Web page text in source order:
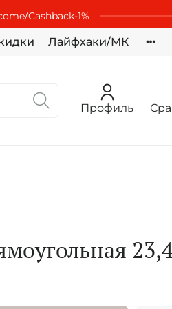
Cashbaсk-1%
Лайфхаки/МК
Профиль